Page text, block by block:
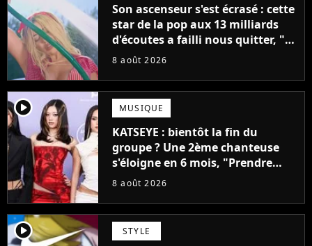
Son ascenseur s'est écrasé : cette
star de la pop aux 13 milliards
d'écoutes a failli nous quitter, "Je
pensais ne plus jamais chanter"
8 août 2026
player2 MUSIQUE
KATSEYE : bientôt la fin du
groupe ? Une 2ème chanteuse
s'éloigne en 6 mois, "Prendre
cette décision n’a pas été facile"
8 août 2026
player2 STYLE